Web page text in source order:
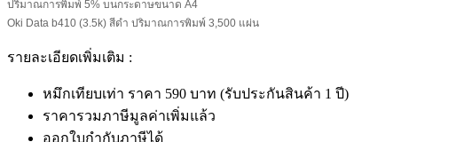
ปริมาณการพิมพ์ 5% บนกระดาษขนาด A4
Oki Data b410 (3.5k) สีดำ ปริมาณการพิมพ์ 3,500 แผ่น
รายละเอียดเพิ่มเติม :
หมึกเทียบเท่า ราคา 590 บาท (รับประกันสินค้า 1 ปี)
ราคารวมภาษีมูลค่าเพิ่มแล้ว
ออกใบกำกับภาษีได้